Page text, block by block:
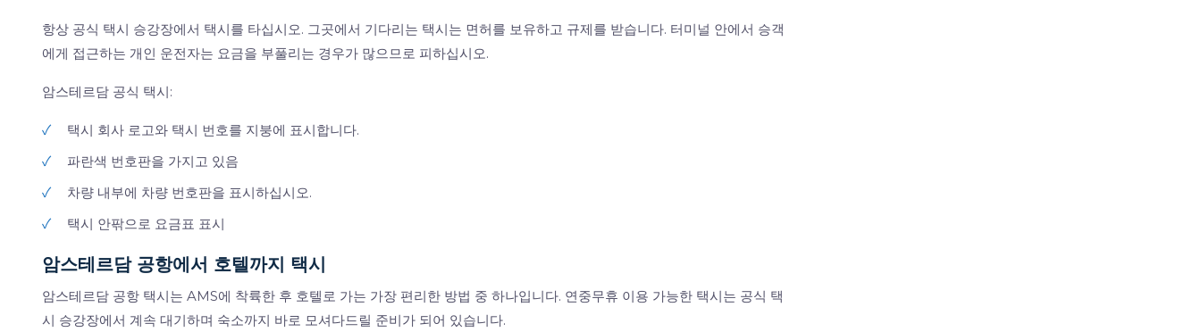
항상 공식 택시 승강장에서 택시를 타십시오. 그곳에서 기다리는 택시는 면허를 보유하고 규제를 받습니다. 터미널 안에서 승객
에게 접근하는 개인 운전자는 요금을 부풀리는 경우가 많으므로 피하십시오.
암스테르담 공식 택시:
✓
택시 회사 로고와 택시 번호를 지붕에 표시합니다.
✓
파란색 번호판을 가지고 있음
✓
차량 내부에 차량 번호판을 표시하십시오.
✓
택시 안팎으로 요금표 표시
암스테르담 공항에서 호텔까지 택시
암스테르담 공항 택시는 AMS에 착륙한 후 호텔로 가는 가장 편리한 방법 중 하나입니다. 연중무휴 이용 가능한 택시는 공식 택
시 승강장에서 계속 대기하며 숙소까지 바로 모셔다드릴 준비가 되어 있습니다.